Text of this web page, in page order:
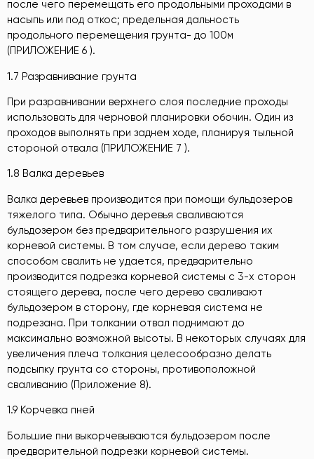
после чего перемещать его продольными проходами в
насыпь или под откос; предельная дальность
продольного перемещения грунта- до 100м
(ПРИЛОЖЕНИЕ 6 ).
1.7 Разравнивание грунта
При разравнивании верхнего слоя последние проходы
использовать для черновой планировки обочин. Один из
проходов выполнять при заднем ходе, планируя тыльной
стороной отвала (ПРИЛОЖЕНИЕ 7 ).
1.8 Валка деревьев
Валка деревьев производится при помощи бульдозеров
тяжелого типа. Обычно деревья сваливаются
бульдозером без предварительного разрушения их
корневой системы. В том случае, если дерево таким
способом свалить не удается, предварительно
производится подрезка корневой системы с 3-х сторон
стоящего дерева, после чего дерево сваливают
бульдозером в сторону, где корневая система не
подрезана. При толкании отвал поднимают до
максимально возможной высоты. В некоторых случаях для
увеличения плеча толкания целесообразно делать
подсыпку грунта со стороны, противоположной
сваливанию (Приложение 8).
1.9 Корчевка пней
Большие пни выкорчевываются бульдозером после
предварительной подрезки корневой системы.